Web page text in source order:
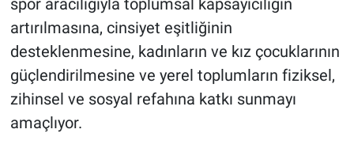
spor aracılığıyla toplumsal kapsayıcılığın
artırılmasına, cinsiyet eşitliğinin
desteklenmesine, kadınların ve kız çocuklarının
güçlendirilmesine ve yerel toplumların fiziksel,
zihinsel ve sosyal refahına katkı sunmayı
amaçlıyor.